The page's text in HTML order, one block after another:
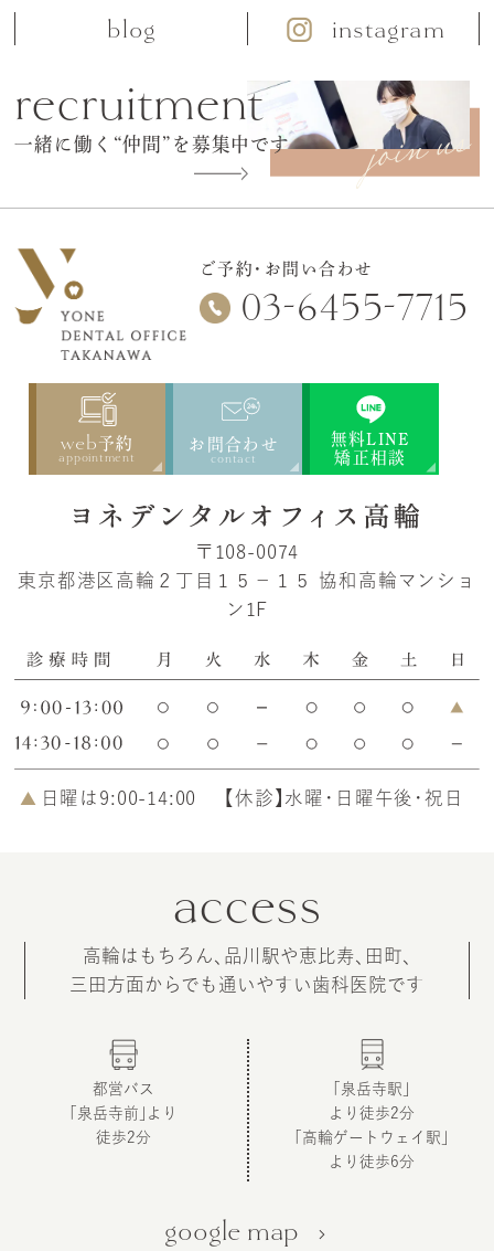
blog
instagram
recruitment
一緒に働く“仲間”を募集中です
ご予約・お問い合わせ
03-6455-7715
web 予約
appointment
お問合わせ
contact
無料LINE
矯正相談
〒108-0074
東京都港区高輪２丁目１５−１５ 協和高輪マンショ
ン1F
日曜は9:00-14:00 【休診】水曜・日曜午後・祝日
access
高輪はもちろん、品川駅や恵比寿、田町、
三田方面からでも通いやすい歯科医院です
都営バス
「泉岳寺前」より
徒歩2分
「泉岳寺駅」
より徒歩2分
「高輪ゲートウェイ駅」
より徒歩6分
google map